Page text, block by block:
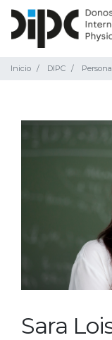
Inicio DIPC
Sara